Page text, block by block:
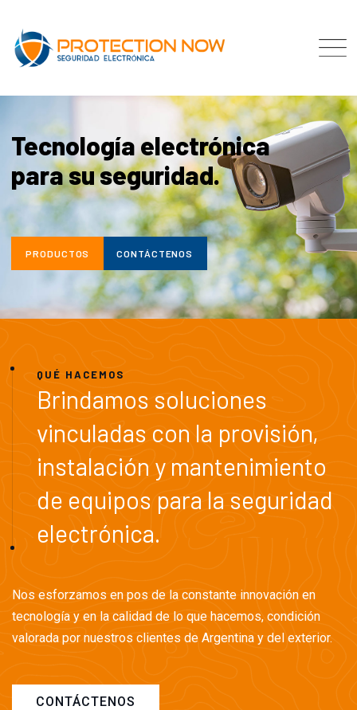
Tecnología electrónica
para su seguridad.
PRODUCTOS CONTÁCTENOS
QUÉ HACEMOS
Brindamos soluciones
vinculadas con la provisión,
instalación y mantenimiento
de equipos para la seguridad
electrónica.
Nos esforzamos en pos de la constante innovación en
tecnología y en la calidad de lo que hacemos, condición
valorada por nuestros clientes de Argentina y del exterior.
CONTÁCTENOS